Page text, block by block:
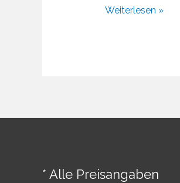
Räumliche
Weiterlesen »
* Alle Preisangaben